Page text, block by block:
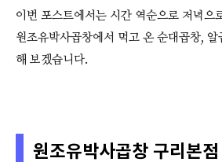
이번 포스트에서는 시간 역순으로 저녁으
원조유박사곱창에서 먹고 온 순대곱창,
해 보겠습니다.
원조유박사곱창 구리본점